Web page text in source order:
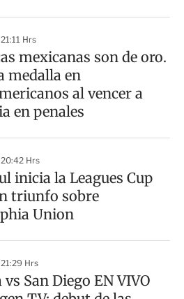
Hrs
mexicanas son de oro.
medalla en
al vencer a
en penales
Hrs
inicia la Leagues Cup
triunfo sobre
Union
Hrs
San Diego EN VIVO